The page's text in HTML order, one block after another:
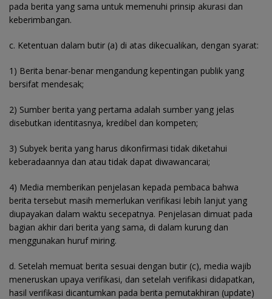
pada berita yang sama untuk memenuhi prinsip akurasi dan
keberimbangan.
c. Ketentuan dalam butir (a) di atas dikecualikan, dengan syarat:
1) Berita benar-benar mengandung kepentingan publik yang
bersifat mendesak;
2) Sumber berita yang pertama adalah sumber yang jelas
disebutkan identitasnya, kredibel dan kompeten;
3) Subyek berita yang harus dikonfirmasi tidak diketahui
keberadaannya dan atau tidak dapat diwawancarai;
4) Media memberikan penjelasan kepada pembaca bahwa
berita tersebut masih memerlukan verifikasi lebih lanjut yang
diupayakan dalam waktu secepatnya. Penjelasan dimuat pada
bagian akhir dari berita yang sama, di dalam kurung dan
menggunakan huruf miring.
d. Setelah memuat berita sesuai dengan butir (c), media wajib
meneruskan upaya verifikasi, dan setelah verifikasi didapatkan,
hasil verifikasi dicantumkan pada berita pemutakhiran (update)